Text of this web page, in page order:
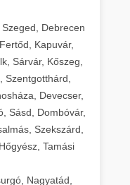
Debrecen
Kapuvár,
Sárvár, Kőszeg,
Szentgotthárd,
Devecser,
Sásd, Dombóvár,
Szekszárd,
Tamási
Nagyatád,